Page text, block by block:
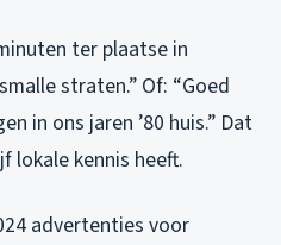
ter plaatse in
straten.” Of: “Goed
in ons jaren ’80 huis.” Dat
lokale kennis heeft.
advertenties voor